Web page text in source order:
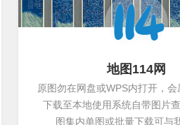
地图114网
原图勿在网盘或WPS内打开，
下载至本地使用系统自带图片查
图集内单图或批量下载可与